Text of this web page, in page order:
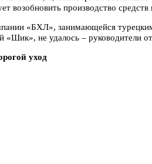
возобновить производство
«БХЛ», занимающейся
«Шик», не удалось – руководители
уход